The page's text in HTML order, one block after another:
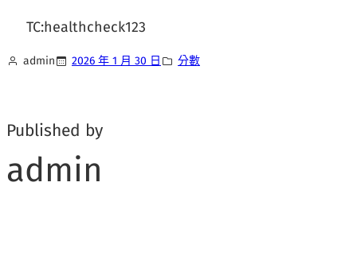
TC:healthcheck123
admin 2026 年 1 月 30 日 分數
Published by
admin